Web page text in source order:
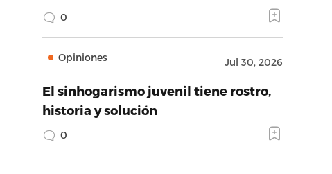
0
Opiniones Jul 30, 2026
El sinhogarismo juvenil tiene rostro,
historia y solución
0